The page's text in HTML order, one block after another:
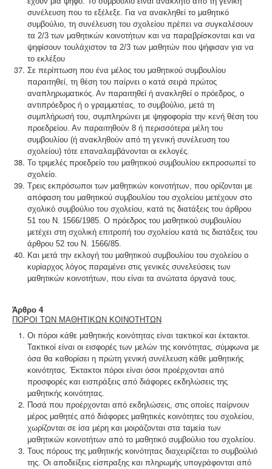
συνέλευση που το εξέλεξε. Για να ανακληθεί το μαθητικό
συμβούλιο, τη συνέλευση του σχολείου πρέπει να συγκαλέσουν
τα 2/3 των μαθητικών κοινοτήτων και να παραβρίσκονται και να
ψηφίσουν τουλάχιστον τα 2/3 των μαθητών που ψήφισαν για να
το εκλέξου
Σε περίπτωση που ένα μέλος του μαθητικού συμβουλίου
παραιτηθεί, τη θέση του παίρνει ο κατά σειρά πρώτος
αναπληρωματικός. Αν παραιτηθεί ή ανακληθεί ο πρόεδρος, ο
αντιπρόεδρος ή ο γραμματέας, το συμβούλιο, μετά τη
συμπλήρωσή του, συμπληρώνει με ψηφοφορία την κενή θέση του
προεδρείου. Αν παραιτηθούν 8 ή περισσότερα μέλη του
συμβουλίου (ή ανακληθούν από τη γενική συνέλευση του
σχολείου) τότε επαναλαμβάνονται οι εκλογές.
Το τριμελές προεδρείο του μαθητικού συμβουλίου εκπροσωπεί το
σχολείο.
Τρεις εκπρόσωποι των μαθητικών κοινοτήτων, που ορίζονται με
απόφαση του μαθητικού συμβουλίου του σχολείου μετέχουν στο
σχολικό συμβούλιο του σχολείου, κατά τις διατάξεις του άρθρου
51 του Ν. 1566/1985. Ο πρόεδρος του μαθητικού συμβουλίου
μετέχει στη σχολική επιτροπή του σχολείου κατά τις διατάξεις του
άρθρου 52 του Ν. 1566/85.
Και μετά την εκλογή του μαθητικού συμβουλίου του σχολείου ο
κυρίαρχος λόγος παραμένει στις γενικές συνελεύσεις των
μαθητικών κοινοτήτων, που είναι τα ανώτατα όργανά τους.
Άρθρο 4
ΠΟΡΟΙ ΤΩΝ ΜΑΘΗΤΙΚΩΝ ΚΟΙΝΟΤΗΤΩΝ
Οι πόροι κάθε μαθητικής κοινότητας είναι τακτικοί και έκτακτοι.
Τακτικοί είναι οι εισφορές των μελών της κοινότητας, σύμφωνα με
όσα θα καθορίσει η πρώτη γενική συνέλευση κάθε μαθητικής
κοινότητας. Έκτακτοι πόροι είναι όσοι προέρχονται από
προσφορές και εισπράξεις από διάφορες εκδηλώσεις της
μαθητικής κοινότητας.
Ποσά που προέρχονται από εκδηλώσεις, στις οποίες παίρνουν
μέρος μαθητές από διάφορες μαθητικές κοινότητες του σχολείου,
χωρίζονται σε ίσα μέρη και μοιράζονται στα ταμεία των
μαθητικών κοινοτήτων από το μαθητικό συμβούλιο του σχολείου.
Τους πόρους της μαθητικής κοινότητας διαχειρίζεται το συμβούλιό
της. Οι αποδείξεις είσπραξης και πληρωμής υπογράφονται από